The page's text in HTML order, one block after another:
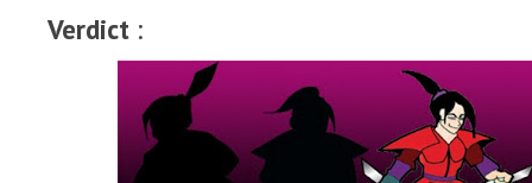
Verdict :